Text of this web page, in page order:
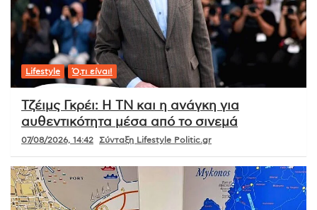
Lifestyle Ό,τι είναι!
Τζέιμς Γκρέι: Η ΤΝ και η ανάγκη για
αυθεντικότητα μέσα από το σινεμά
07/08/2026, 14:42 Σύνταξη Lifestyle Politic.gr